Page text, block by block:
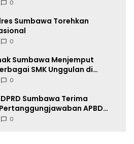
0
Sumbawa Torehkan
0
Sumbawa Menjemput
SMK Unggulan di
0
Sumbawa Terima
APBD
SILPA Rp201,68 Miliar dan
0